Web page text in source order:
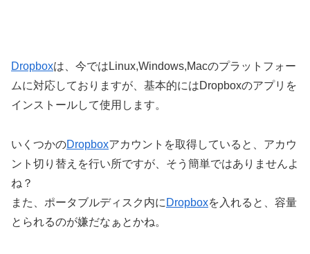
Dropboxは、今ではLinux,Windows,Macのプラットフォー
ムに対応しておりますが、基本的にはDropboxのアプリを
インストールして使用します。
いくつかのDropboxアカウントを取得していると、アカウ
ント切り替えを行い所ですが、そう簡単ではありませんよ
ね？
また、ポータブルディスク内に Dropboxを入れると、容量
とられるのが嫌だなぁとかね。